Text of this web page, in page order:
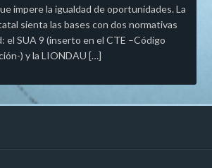
impere la igualdad de oportunidades. La
sienta las bases con dos normativas
el SUA 9 (inserto en el CTE –Código
) y la LIONDAU […]